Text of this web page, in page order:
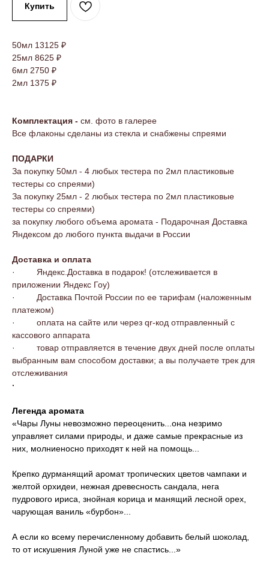
Купить
50мл 13125 ₽
25мл 8625 ₽
6мл 2750 ₽
2мл 1375 ₽
Комплектация - см. фото в галерее
Все флаконы сделаны из стекла и снабжены спреями
ПОДАРКИ
За покупку 50мл - 4 любых тестера по 2мл пластиковые
тестеры со спреями)
За покупку 25мл - 2 любых тестера по 2мл пластиковые
тестеры со спреями)
за покупку любого объема аромата - Подарочная Доставка
Яндексом до любого пункта выдачи в России
Доставка и оплата
· Яндекс.Доставка в подарок! (отслеживается в
приложении Яндекс Гоу)
· Доставка Почтой России по ее тарифам (наложенным
платежом)
· оплата на сайте или через qr-код отправленный с
кассового аппарата
· товар отправляется в течение двух дней после оплаты
выбранным вам способом доставки; а вы получаете трек для
отслеживания
·
Легенда аромата
«Чары Луны невозможно переоценить...она незримо
управляет силами природы, и даже самые прекрасные из
них, молниеносно приходят к ней на помощь...
Крепко дурманящий аромат тропических цветов чампаки и
желтой орхидеи, нежная древесность сандала, нега
пудрового ириса, знойная корица и манящий лесной орех,
чарующая ваниль «бурбон»...
А если ко всему перечисленному добавить белый шоколад,
то от искушения Луной уже не спастись...»